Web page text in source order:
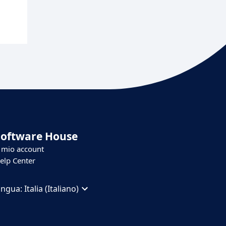
House
account
Center
Italia (Italiano)